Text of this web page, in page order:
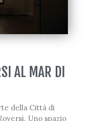
AL MAR DI
della Città di
Uno spazio